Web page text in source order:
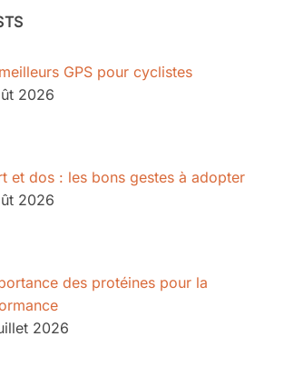
GPS pour cyclistes
2026
et dos : les bons gestes à adopter
2026
des protéines pour la
2026